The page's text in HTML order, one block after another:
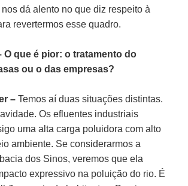
dá alento no que diz respeito à
revertermos esse quadro.
O que é pior: o tratamento do
ou o das empresas?
– Temos aí duas situações distintas.
Os efluentes industriais
uma alta carga poluidora com alto
ambiente. Se considerarmos a
dos Sinos, veremos que ela
expressivo na poluição do rio. É